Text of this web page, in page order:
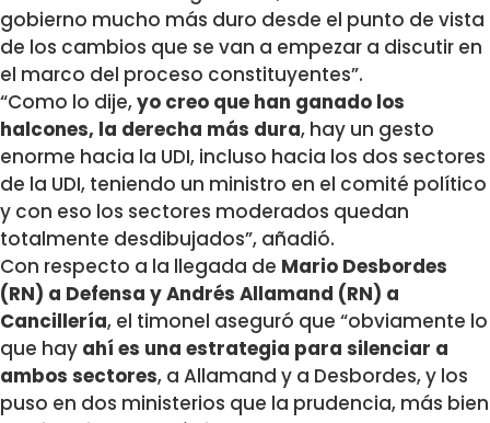
gobierno mucho más duro desde el punto de vista
de los cambios que se van a empezar a discutir en
el marco del proceso constituyentes”.
“Como lo dije,yo creo que han ganado los
halcones, la derecha más dura, hay un gesto
enorme hacia la UDI, incluso hacia los dos sectores
de la UDI, teniendo un ministro en el comité político
y con eso los sectores moderados quedan
totalmente desdibujados”, añadió.
Con respecto a la llegada de Mario Desbordes
(RN) a Defensa y Andrés Allamand (RN) a
Cancillería, el timonel aseguró que “obviamente lo
que hay ahí es una estrategia para silenciar a
ambos sectores, a Allamand y a Desbordes, y los
puso en dos ministerios que la prudencia, más bien